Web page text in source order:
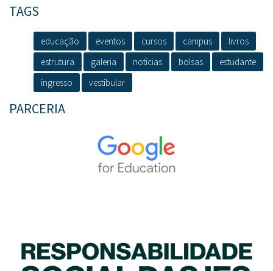
TAGS
educação eventos cursos campus
livros
estrutura
galeria notícias bolsas
estudante
ingresso
vestibular
PARCERIA